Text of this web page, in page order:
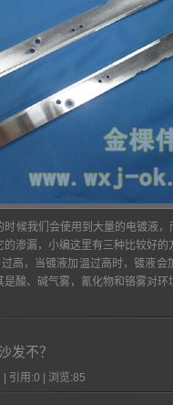
时候我们会使用到大量的电镀液
的渗漏，小编这里有三种比较好
高，当镀液加温过高时，镀液
是酸、碱气雾，氰化物和铬雾对
发不？
引用:0 | 浏览:85